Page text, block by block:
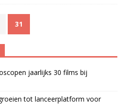
31
jaarlijks 30 films bij
tot lanceerplatform voor